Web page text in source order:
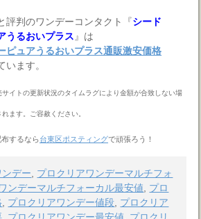
評判のワンデーコンタクト『シード
うるおいプラス 』は
ピュアうるおいプラス通販激安価格
います。
イトの更新状況のタイムラグにより金額が合致しない場
ます。ご容赦ください。
布するなら台東区ポスティングで頑張ろう！
デー
プロクリアワンデーマルチフォ
ンデーマルチフォーカル最安値
プロ
プロクリアワンデー値段 プロクリア
プロクリアワンデー最安値
プロクリ